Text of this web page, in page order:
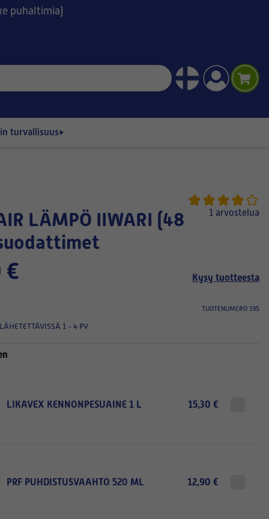
puhaltimia)
turvallisuus
1 arvostelua
€ Kysy tuotteesta
TUOTENUMERO 195
LÄHETETTÄVISSÄ 1 - 4 PV
LIKAVEX KENNONPESUAINE 1 L 15,30 €
PRF PUHDISTUSVAAHTO 520 ML 12,90 €